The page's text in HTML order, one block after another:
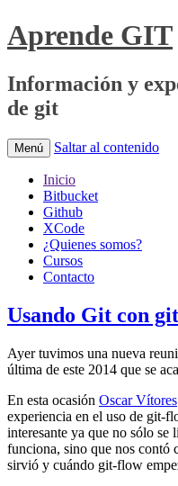
Aprende GIT
Información y
de git
Menú Saltar al contenido
Inicio
Bitbucket
Github
XCode
¿Quienes somos?
Cursos
Contacto
Usando Git con
Ayer tuvimos una nueva
última de este 2014 que se
En esta ocasión Oscar Vítores
experiencia en el uso de git-
interesante ya que no sólo
funciona, sino que nos contó
sirvió y cuándo git-flow